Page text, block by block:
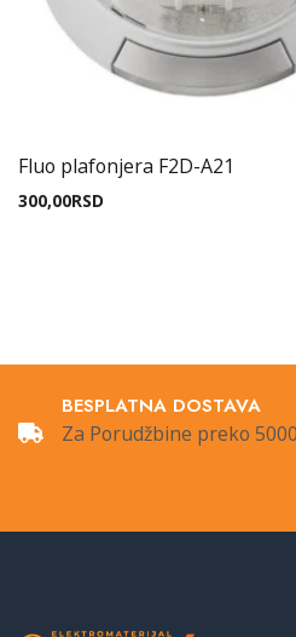
Fluo plafonjera F2D-A21
300,00RSD
BESPLATNA DOSTAVA
Za Porudžbine preko